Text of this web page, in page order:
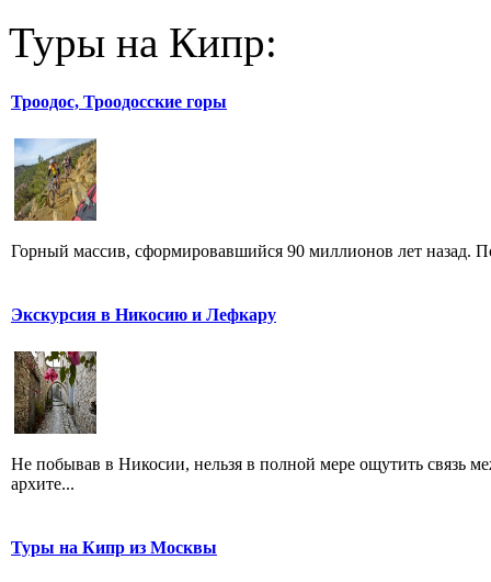
Туры на Кипр:
Троодос, Троодосские горы
Горный массив, сформировавшийся 90 миллионов лет назад.
Экскурсия в Никосию и Лефкару
Не побывав в Никосии, нельзя в полной мере ощутить связь
архите...
Туры на Кипр из Москвы